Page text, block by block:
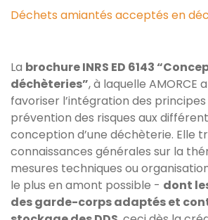
Déchets amiantés acceptés en
La brochure INRS ED 6143
déchèteries”, à laquelle AMORCE
favoriser l’intégration des
prévention des risques aux
conception d’une déchèterie. Elle
connaissances générales sur la
mesures techniques ou
le plus en amont possible - dont
des garde-corps adaptés et